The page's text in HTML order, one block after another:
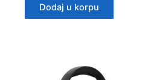
Dodaj u korpu